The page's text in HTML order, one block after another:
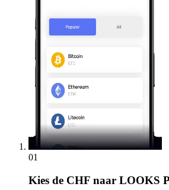
01
Kies de CHF naar LOOKS